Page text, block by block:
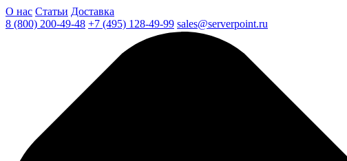
О нас Статьи Доставка
8 (800) 200-49-48 +7 (495) 128-49-99 sales@serverpoint.ru